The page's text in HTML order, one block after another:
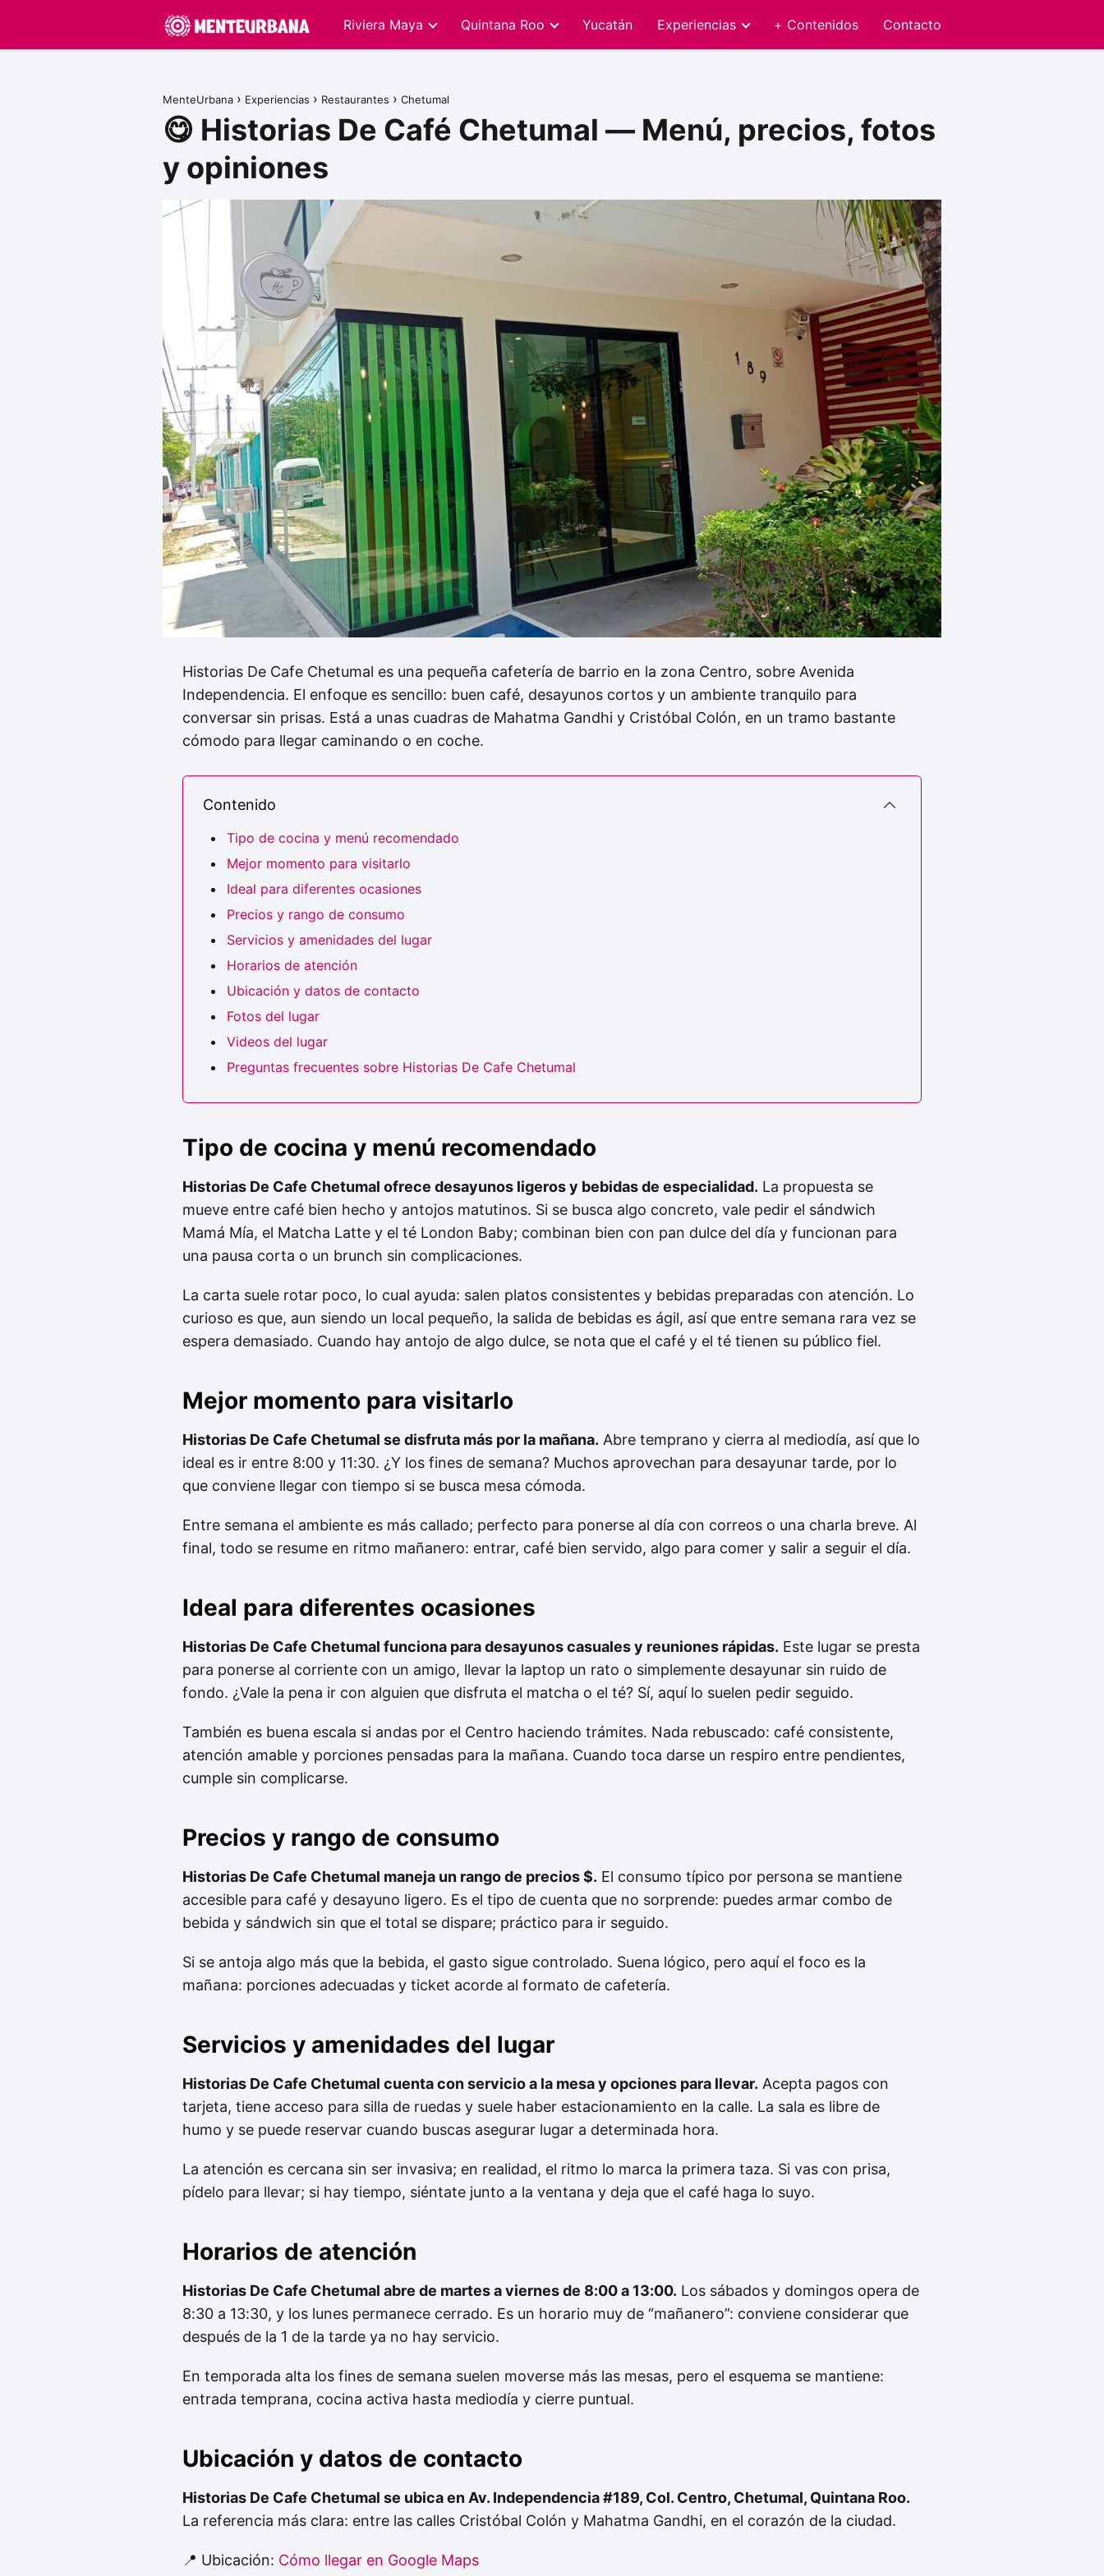
Riviera Maya Quintana Roo Yucatán Experiencias + Contenidos Contacto
MenteUrbana Experiencias Restaurantes Chetumal
😋 Historias De Café Chetumal — Menú, precios, fotos
y opiniones
Historias De Cafe Chetumal es una pequeña cafetería de barrio en la zona Centro, sobre Avenida
Independencia. El enfoque es sencillo: buen café, desayunos cortos y un ambiente tranquilo para
conversar sin prisas. Está a unas cuadras de Mahatma Gandhi y Cristóbal Colón, en un tramo bastante
cómodo para llegar caminando o en coche.
Contenido
Tipo de cocina y menú recomendado
Mejor momento para visitarlo
Ideal para diferentes ocasiones
Precios y rango de consumo
Servicios y amenidades del lugar
Horarios de atención
Ubicación y datos de contacto
Fotos del lugar
Videos del lugar
Preguntas frecuentes sobre Historias De Cafe Chetumal
Tipo de cocina y menú recomendado
Historias De Cafe Chetumal ofrece desayunos ligeros y bebidas de especialidad. La propuesta se
mueve entre café bien hecho y antojos matutinos. Si se busca algo concreto, vale pedir el sándwich
Mamá Mía, el Matcha Latte y el té London Baby; combinan bien con pan dulce del día y funcionan para
una pausa corta o un brunch sin complicaciones.
La carta suele rotar poco, lo cual ayuda: salen platos consistentes y bebidas preparadas con atención. Lo
curioso es que, aun siendo un local pequeño, la salida de bebidas es ágil, así que entre semana rara vez se
espera demasiado. Cuando hay antojo de algo dulce, se nota que el café y el té tienen su público fiel.
Mejor momento para visitarlo
Historias De Cafe Chetumal se disfruta más por la mañana. Abre temprano y cierra al mediodía, así que lo
ideal es ir entre 8:00 y 11:30. ¿Y los fines de semana? Muchos aprovechan para desayunar tarde, por lo
que conviene llegar con tiempo si se busca mesa cómoda.
Entre semana el ambiente es más callado; perfecto para ponerse al día con correos o una charla breve. Al
final, todo se resume en ritmo mañanero: entrar, café bien servido, algo para comer y salir a seguir el día.
Ideal para diferentes ocasiones
Historias De Cafe Chetumal funciona para desayunos casuales y reuniones rápidas. Este lugar se presta
para ponerse al corriente con un amigo, llevar la laptop un rato o simplemente desayunar sin ruido de
fondo. ¿Vale la pena ir con alguien que disfruta el matcha o el té? Sí, aquí lo suelen pedir seguido.
También es buena escala si andas por el Centro haciendo trámites. Nada rebuscado: café consistente,
atención amable y porciones pensadas para la mañana. Cuando toca darse un respiro entre pendientes,
cumple sin complicarse.
Precios y rango de consumo
Historias De Cafe Chetumal maneja un rango de precios $. El consumo típico por persona se mantiene
accesible para café y desayuno ligero. Es el tipo de cuenta que no sorprende: puedes armar combo de
bebida y sándwich sin que el total se dispare; práctico para ir seguido.
Si se antoja algo más que la bebida, el gasto sigue controlado. Suena lógico, pero aquí el foco es la
mañana: porciones adecuadas y ticket acorde al formato de cafetería.
Servicios y amenidades del lugar
Historias De Cafe Chetumal cuenta con servicio a la mesa y opciones para llevar. Acepta pagos con
tarjeta, tiene acceso para silla de ruedas y suele haber estacionamiento en la calle. La sala es libre de
humo y se puede reservar cuando buscas asegurar lugar a determinada hora.
La atención es cercana sin ser invasiva; en realidad, el ritmo lo marca la primera taza. Si vas con prisa,
pídelo para llevar; si hay tiempo, siéntate junto a la ventana y deja que el café haga lo suyo.
Horarios de atención
Historias De Cafe Chetumal abre de martes a viernes de 8:00 a 13:00. Los sábados y domingos opera de
8:30 a 13:30, y los lunes permanece cerrado. Es un horario muy de “mañanero”: conviene considerar que
después de la 1 de la tarde ya no hay servicio.
En temporada alta los fines de semana suelen moverse más las mesas, pero el esquema se mantiene:
entrada temprana, cocina activa hasta mediodía y cierre puntual.
Ubicación y datos de contacto
Historias De Cafe Chetumal se ubica en Av. Independencia #189, Col. Centro, Chetumal, Quintana Roo.
La referencia más clara: entre las calles Cristóbal Colón y Mahatma Gandhi, en el corazón de la ciudad.
📍 Ubicación: Cómo llegar en Google Maps